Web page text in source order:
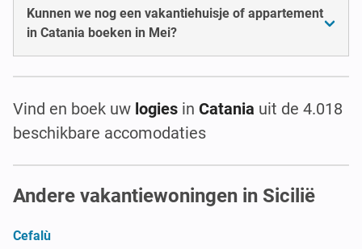
Kunnen we nog een vakantiehuisje of appartement
in Catania boeken in Mei?
Vind en boek uw logies in Catania uit de 4.018
beschikbare accomodaties
Andere vakantiewoningen in Sicilië
Cefalù